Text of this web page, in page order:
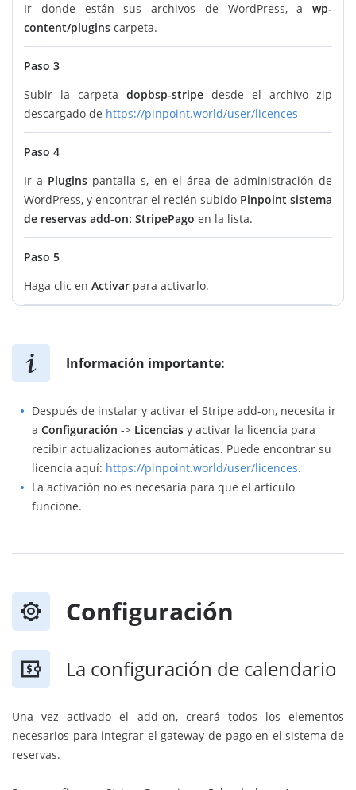
Ir donde están sus archivos de WordPress, a wp-
content/plugins carpeta.
Paso 3
Subir la carpeta dopbsp-stripe desde el archivo zip
descargado de https://pinpoint.world/user/licences
Paso 4
Ir a Plugins pantalla s, en el área de administración de
WordPress, y encontrar el recién subido Pinpoint sistema
de reservas add-on: StripePago en la lista.
Paso 5
Haga clic en Activar para activarlo.
Información importante:
Después de instalar y activar el Stripe add-on, necesita ir
a Configuración -> Licencias y activar la licencia para
recibir actualizaciones automáticas. Puede encontrar su
licencia aquí: https://pinpoint.world/user/licences.
La activación no es necesaria para que el artículo
funcione.
Configuración
La configuración de calendario
Una vez activado el add-on, creará todos los elementos
necesarios para integrar el gateway de pago en el sistema de
reservas.